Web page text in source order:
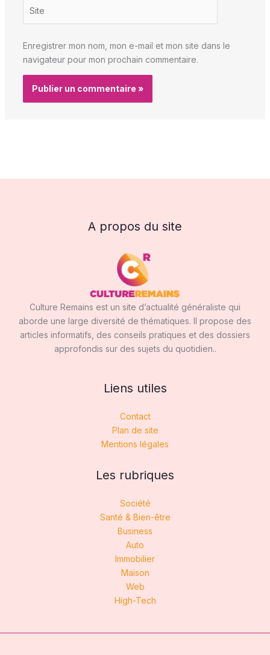
Enregistrer mon nom, mon e-mail et mon site dans le
navigateur pour mon prochain commentaire.
A propos du site
Culture Remains est un site d’actualité généraliste qui
aborde une large diversité de thématiques. Il propose des
articles informatifs, des conseils pratiques et des dossiers
approfondis sur des sujets du quotidien..
Liens utiles
Contact
Plan de site
Mentions légales
Les rubriques
Société
Santé & Bien-être
Business
Auto
Immobilier
Maison
Web
High-Tech